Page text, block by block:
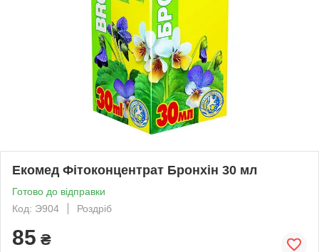
Екомед Фітоконцентрат Бронхін 30 мл
Готово до відправки
Код: Э904
Роздріб
85 ₴